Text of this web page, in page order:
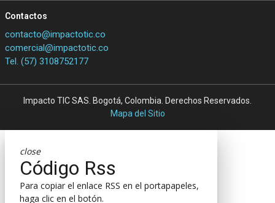
Contactos
contacto@impactotic.co
comercial@impactotic.co
Tel. (57) 3108752177
Impacto TIC SAS. Bogotá, Colombia. Derechos Reservados.
Mapa del Sitio
close
Código Rss
Para copiar el enlace RSS en el portapapeles,
haga clic en el botón.